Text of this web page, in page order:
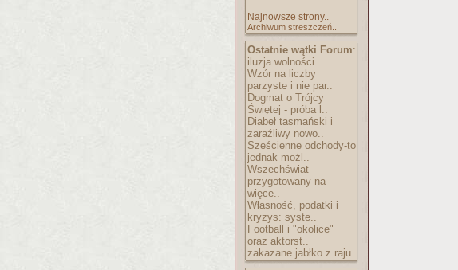
Najnowsze strony..
Archiwum streszczeń..
Ostatnie wątki Forum:
iluzja wolności
Wzór na liczby
parzyste i nie par..
Dogmat o Trójcy
Świętej - próba l..
Diabeł tasmański i
zaraźliwy nowo..
Sześcienne odchody-to
jednak możl..
Wszechświat
przygotowany na
więce..
Własność, podatki i
kryzys: syste..
Football i "okolice"
oraz aktorst..
zakazane jabłko z raju